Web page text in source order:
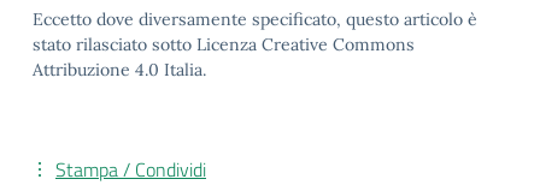
Eccetto dove diversamente specificato, questo articolo è
stato rilasciato sotto Licenza Creative Commons
Attribuzione 4.0 Italia.
Stampa / Condividi